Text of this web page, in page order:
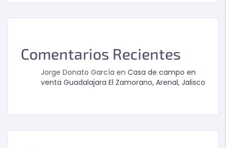
Comentarios Recientes
Jorge Donato García en Casa de campo en
venta Guadalajara El Zamorano, Arenal, Jalisco